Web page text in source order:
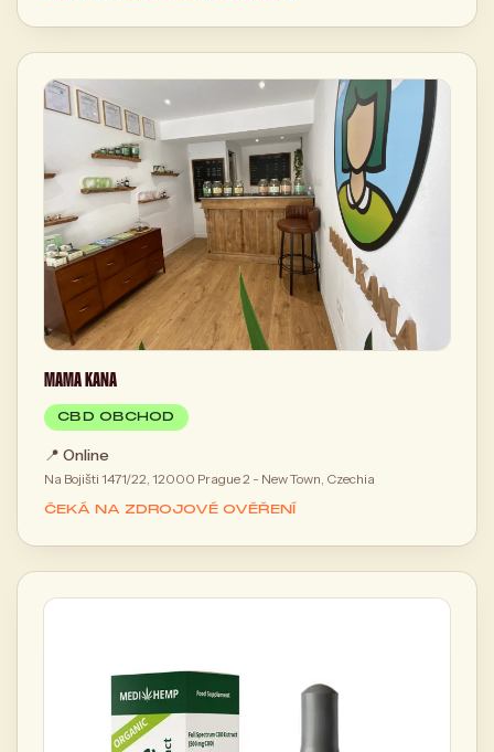
MAMA KANA
CBD OBCHOD
📍 Online
Na Bojišti 1471/22, 12000 Prague 2 - New Town, Czechia
ČEKÁ NA ZDROJOVÉ OVĚŘENÍ